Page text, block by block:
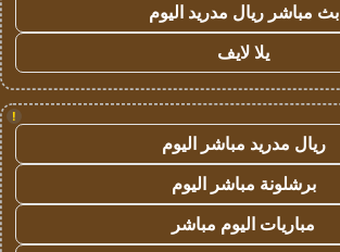
بث مباشر ريال مدريد اليوم
يلا لايف
!
ريال مدريد مباشر اليوم
برشلونة مباشر اليوم
مباريات اليوم مباشر